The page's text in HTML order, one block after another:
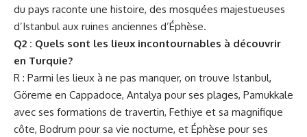
du pays raconte une histoire, des mosquées majestueuses
d’Istanbul aux ruines anciennes d’Éphèse.
Q2 : Quels sont les lieux incontournables à découvrir
en Turquie?
R : Parmi les lieux à ne pas manquer, on trouve Istanbul,
Göreme en Cappadoce, Antalya pour ses plages, Pamukkale
avec ses formations de travertin, Fethiye et sa magnifique
côte, Bodrum pour sa vie nocturne, et Éphèse pour ses